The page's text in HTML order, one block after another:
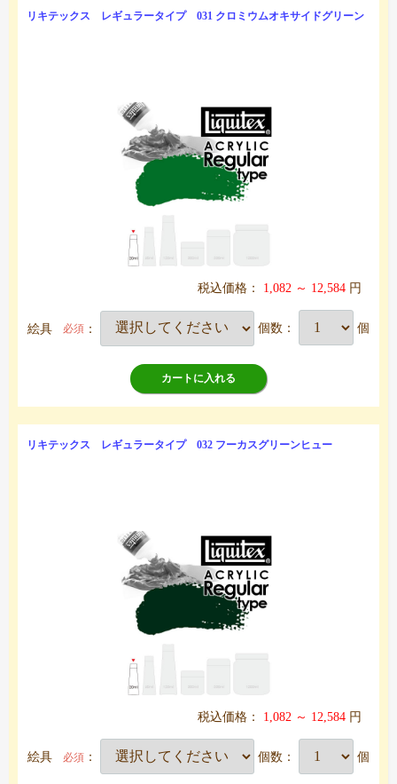
リキテックス レギュラータイプ 031 クロミウムオキサイドグリーン
税込価格： 1,082 ～ 12,584 円
絵具 必須 ： 個数： 個
カートに入れる
リキテックス レギュラータイプ 032 フーカスグリーンヒュー
税込価格： 1,082 ～ 12,584 円
絵具 必須 ： 個数： 個